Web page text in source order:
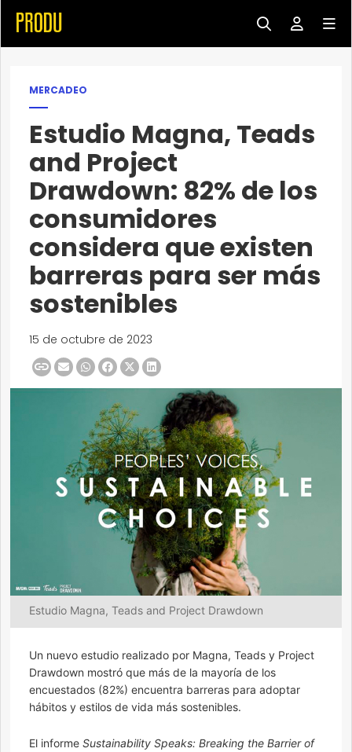
MERCADEO
Estudio Magna, Teads
and Project
Drawdown: 82% de los
consumidores
considera que existen
barreras para ser más
sostenibles
15 de octubre de 2023
Estudio Magna, Teads and Project Drawdown
Un nuevo estudio realizado por Magna, Teads y Project
Drawdown mostró que más de la mayoría de los
encuestados (82%) encuentra barreras para adoptar
hábitos y estilos de vida más sostenibles.
El informe Sustainability Speaks: Breaking the Barrier of